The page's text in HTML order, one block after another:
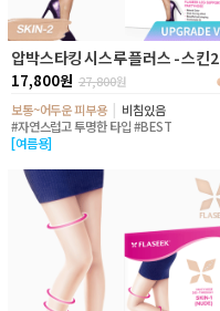
압박스타킹 시스루 플러스 - 스킨2
17,800원 27,800원
보통~어두운 피부용
비침있음
#자연스럽고 투명한 타입 #BEST
[여름용]